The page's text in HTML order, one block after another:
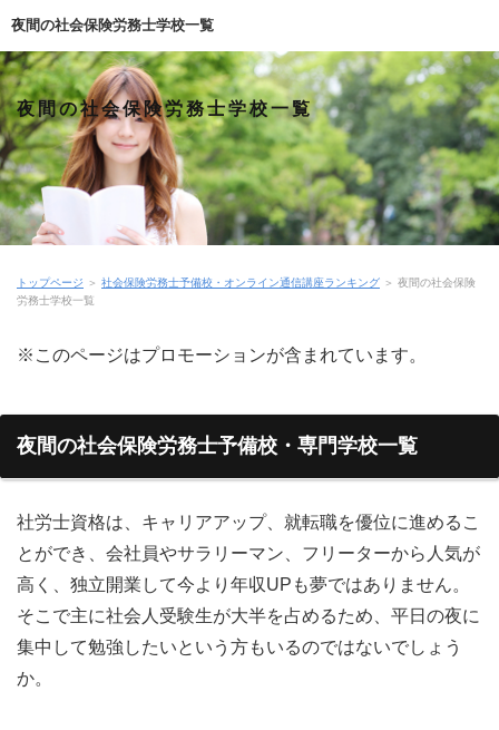
夜間の社会保険労務士学校一覧
夜間の社会保険労務士学校一覧
トップページ ＞ 社会保険労務士予備校・オンライン通信講座ランキング ＞ 夜間の社会保険
労務士学校一覧
※このページはプロモーションが含まれています。
夜間の社会保険労務士予備校・専門学校一覧
社労士資格は、キャリアアップ、就転職を優位に進めるこ
とができ、会社員やサラリーマン、フリーターから人気が
高く、独立開業して今より年収UPも夢ではありません。
そこで主に社会人受験生が大半を占めるため、平日の夜に
集中して勉強したいという方もいるのではないでしょう
か。